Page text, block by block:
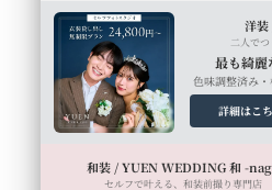
洋
二人で
最も綺麗
色味調整済み
詳細はこ
和装 / YUEN WEDDING 和 -
セルフで叶える、和装前撮り専門店